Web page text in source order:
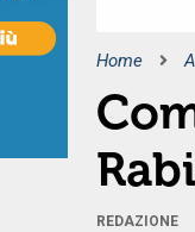
Home
REDAZIONE